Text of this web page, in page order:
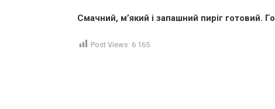
Смачний, м’який і запашний пиріг готовий.
Post Views: 6 165